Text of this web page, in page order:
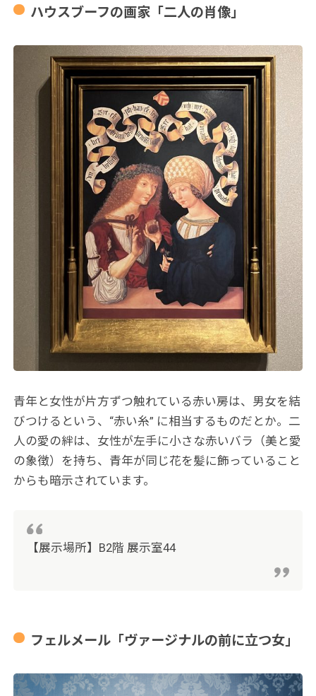
ハウスブーフの画家「二人の肖像」
青年と女性が片方ずつ触れている赤い房は、男女を結
びつけるという、“赤い糸” に相当するものだとか。二
人の愛の絆は、女性が左手に小さな赤いバラ（美と愛
の象徴）を持ち、青年が同じ花を髪に飾っていること
からも暗示されています。
【展示場所】B2階 展示室44
フェルメール「ヴァージナルの前に立つ女」